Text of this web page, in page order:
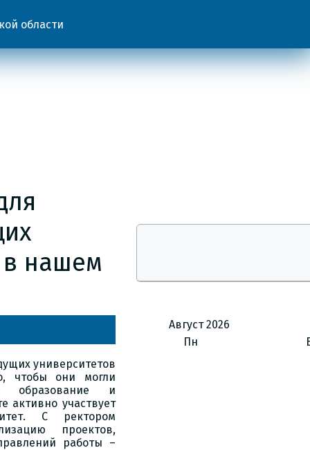
области
в нашем
университетов
чтобы они могли
образование и
активно участвует
С ректором
проектов,
работы –
Август 2026
Пн